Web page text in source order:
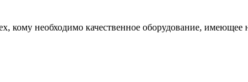
кому необходимо качественное оборудование,